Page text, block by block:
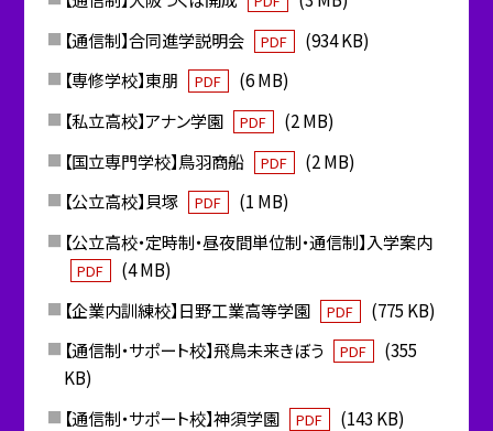
【通信制】合同進学説明会
PDF
(934 KB)
【専修学校】東朋
PDF
(6 MB)
【私立高校】アナン学園
PDF
(2 MB)
【国立専門学校】鳥羽商船
PDF
(2 MB)
【公立高校】貝塚
PDF
(1 MB)
【公立高校・定時制・昼夜間単位制・通信制】入学案内
PDF
(4 MB)
【企業内訓練校】日野工業高等学園
PDF
(775 KB)
【通信制・サポート校】飛鳥未来きぼう
PDF
(355
KB)
【通信制・サポート校】神須学園
PDF (143 KB)